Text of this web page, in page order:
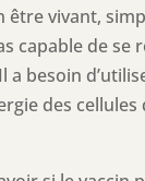
être vivant,
capable de se
a besoin
des cellules